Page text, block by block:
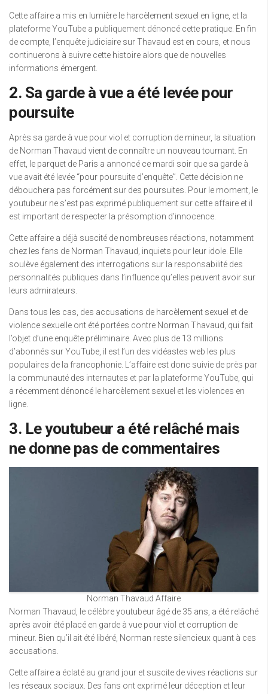
Cette affaire a mis en lumière le harcèlement sexuel en ligne, et la
plateforme YouTube a publiquement dénoncé cette pratique. En fin
de compte, l’enquête judiciaire sur Thavaud est en cours, et nous
continuerons à suivre cette histoire alors que de nouvelles
informations émergent.
2. Sa garde à vue a été levée pour
poursuite
Après sa garde à vue pour viol et corruption de mineur, la situation
de Norman Thavaud vient de connaître un nouveau tournant. En
effet, le parquet de Paris a annoncé ce mardi soir que sa garde à
vue avait été levée “pour poursuite d’enquête”. Cette décision ne
débouchera pas forcément sur des poursuites. Pour le moment, le
youtubeur ne s’est pas exprimé publiquement sur cette affaire et il
est important de respecter la présomption d’innocence.
Cette affaire a déjà suscité de nombreuses réactions, notamment
chez les fans de Norman Thavaud, inquiets pour leur idole. Elle
soulève également des interrogations sur la responsabilité des
personnalités publiques dans l’influence qu’elles peuvent avoir sur
leurs admirateurs.
Dans tous les cas, des accusations de harcèlement sexuel et de
violence sexuelle ont été portées contre Norman Thavaud, qui fait
l’objet d’une enquête préliminaire. Avec plus de 13 millions
d’abonnés sur YouTube, il est l’un des vidéastes web les plus
populaires de la francophonie. L’affaire est donc suivie de près par
la communauté des internautes et par la plateforme YouTube, qui
a récemment dénoncé le harcèlement sexuel et les violences en
ligne.
3. Le youtubeur a été relâché mais
ne donne pas de commentaires
Norman Thavaud Affaire
Norman Thavaud, le célèbre youtubeur âgé de 35 ans, a été relâché
après avoir été placé en garde à vue pour viol et corruption de
mineur. Bien qu’il ait été libéré, Norman reste silencieux quant à ces
accusations.
Cette affaire a éclaté au grand jour et suscite de vives réactions sur
les réseaux sociaux. Des fans ont exprimé leur déception et leur